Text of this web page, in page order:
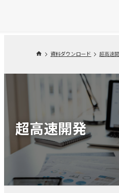
資料ダウンロード 超高速
超高速開発